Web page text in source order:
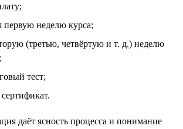
первую неделю курса;
(третью, четвёртую и т. д.) неделю
тест;
даёт ясность процесса и понимание